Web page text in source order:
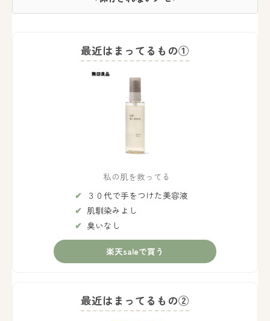
最近はまってるもの①
私の肌を救ってる
３０代で手をつけた美容液
肌馴染みよし
臭いなし
楽天saleで買う
最近はまってるもの②